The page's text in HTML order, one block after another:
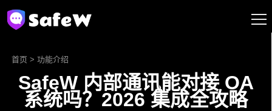
首页 > 功能介绍
SafeW 内部通讯能对接 OA
系统吗？2026 集成全攻略